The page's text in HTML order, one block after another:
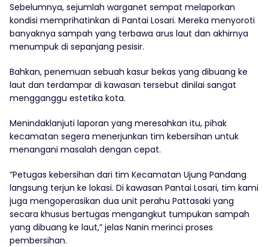
Sebelumnya, sejumlah warganet sempat melaporkan
kondisi memprihatinkan di Pantai Losari. Mereka menyoroti
banyaknya sampah yang terbawa arus laut dan akhirnya
menumpuk di sepanjang pesisir.
Bahkan, penemuan sebuah kasur bekas yang dibuang ke
laut dan terdampar di kawasan tersebut dinilai sangat
mengganggu estetika kota.
Menindaklanjuti laporan yang meresahkan itu, pihak
kecamatan segera menerjunkan tim kebersihan untuk
menangani masalah dengan cepat.
“Petugas kebersihan dari tim Kecamatan Ujung Pandang
langsung terjun ke lokasi. Di kawasan Pantai Losari, tim kami
juga mengoperasikan dua unit perahu Pattasaki yang
secara khusus bertugas mengangkut tumpukan sampah
yang dibuang ke laut,” jelas Nanin merinci proses
pembersihan.